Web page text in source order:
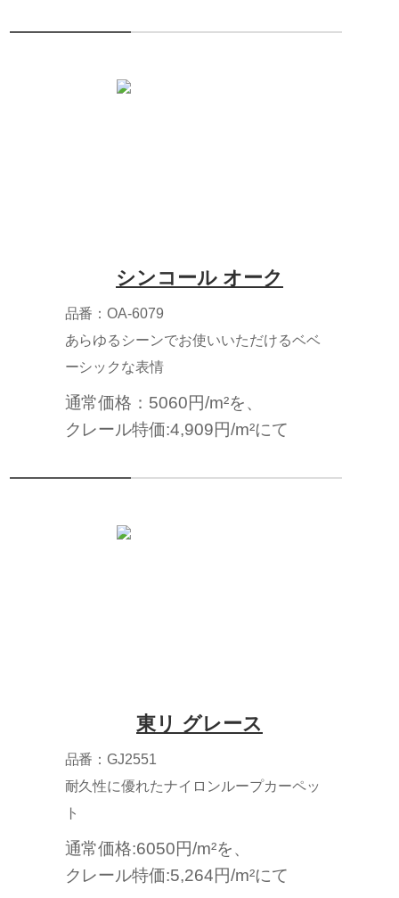
シンコール オーク
品番：OA-6079
あらゆるシーンでお使いいただけるベベ
ーシックな表情
通常価格：5060円/m²を、
クレール特価:4,909円/m²にて
東リ グレース
品番：GJ2551
耐久性に優れたナイロンループカーペッ
ト
通常価格:6050円/m²を、
クレール特価:5,264円/m²にて